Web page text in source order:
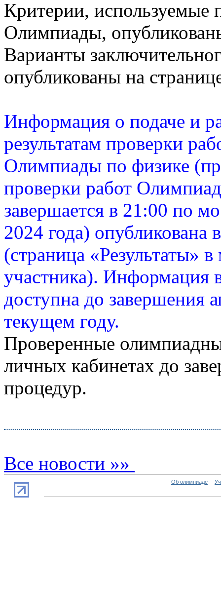
Критерии, используемые
Олимпиады,
Варианты
опубликованы на
Информация о подаче и
результатам проверки
Олимпиады по физике
проверки работ
завершается в 21:00 по
2024 года) опубликована
(страница «Результаты»
участника). Информация
доступна до завершения
текущем году.
Проверенные
личных кабинетах до
процедур.
Все новости »»
Об олимпиаде